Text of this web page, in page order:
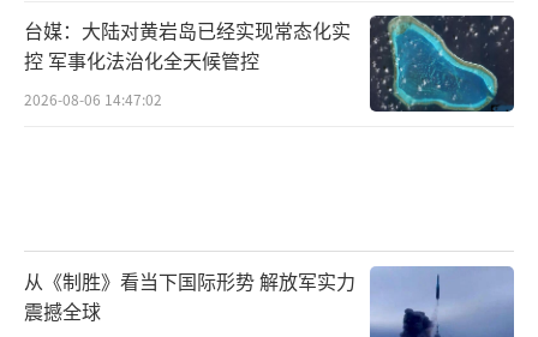
这些新型核武器不仅威力更大，打击精度
更高，同时也更难以被对方的防御系统拦截，
这使得世界各国在核战略上的博弈变得更加复
但我们或许并不应该忽略核武器所带来的道德
和人道主义问题。
台媒：大陆对黄岩岛已经实现常态化实
控 军事化法治化全天候管控
2026-08-06 14:47:02
从《制胜》看当下国际形势 解放军实力
震撼全球